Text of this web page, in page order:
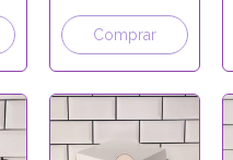
Comprar